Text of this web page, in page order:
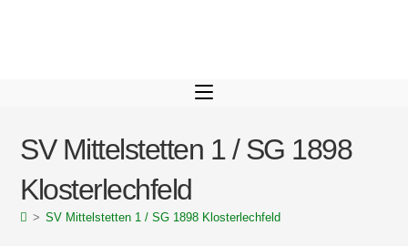
SV Mittelstetten 1 / SG 1898
Klosterlechfeld
> SV Mittelstetten 1 / SG 1898 Klosterlechfeld